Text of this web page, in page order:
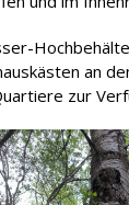
an
zur